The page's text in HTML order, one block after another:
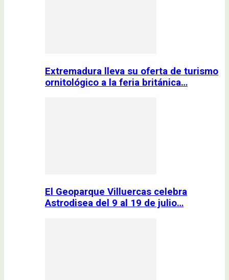
Extremadura lleva su oferta de turismo
ornitológico a la feria británica…
El Geoparque Villuercas celebra
Astrodisea del 9 al 19 de julio…